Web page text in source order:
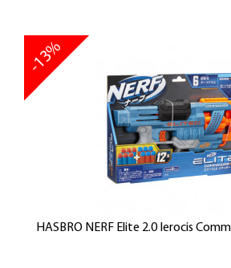
HASBRO NERF Elite 2.0 Ierocis
-13%